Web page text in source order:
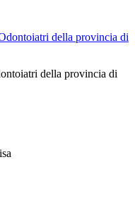
della provincia di